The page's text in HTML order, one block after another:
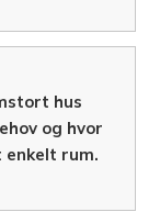
hus
og hvor
enkelt rum.